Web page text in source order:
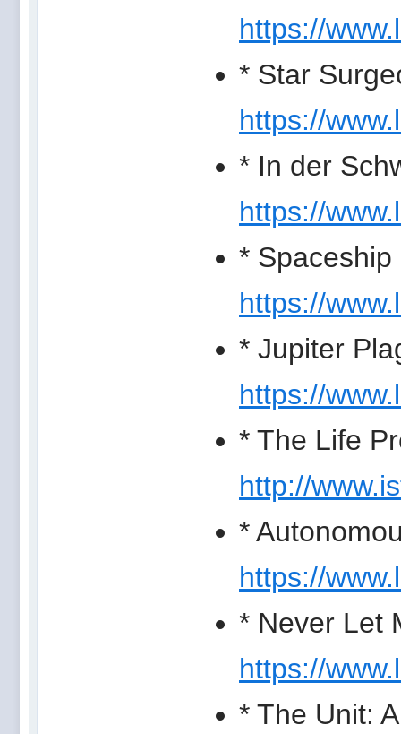
https://
* Star
https://
* In der
https://
*
https://
* Jupiter
https://
* The Life
http://
*
https://
* Never Let
https://
* The Unit: